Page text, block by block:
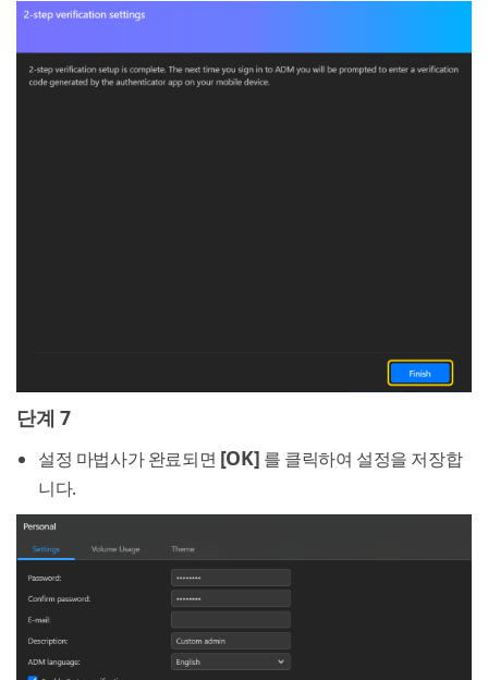
단계 7
설정 마법사가 완료되면 [OK] 를 클릭하여 설정을 저장합
니다.